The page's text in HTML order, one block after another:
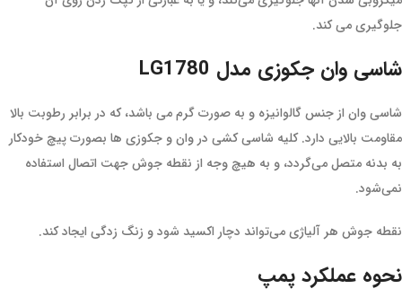
جلوگیری می کند.
شاسی وان جکوزی مدل LG1780
شاسی وان از جنس گالوانیزه و به صورت گرم می باشد، که در برابر رطوبت بالا
مقاومت بالایی دارد. کلیه شاسی کشی در وان و جکوزی ها بصورت پیچ خودکار
به بدنه متصل می‌گردد، و به هیچ وجه از نقطه جوش جهت اتصال استفاده
نمی‌شود.
نقطه جوش هر آلیاژی می‌تواند دچار اکسید شود و زنگ زدگی ایجاد کند.
نحوه عملکرد پمپ